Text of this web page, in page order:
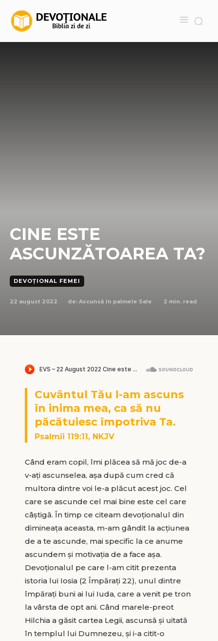
CINE ESTE
ASCUNZĂTOAREA TA?
DEVOȚIONAL FEMEI
22 august 2022 de: Ascunsă în palmele Sale 2 min. read
Cuvântul Tău l-am ascuns
în inima mea, ca să nu
păcătuiesc împotriva Ta.
Psalmii 119:11, NKJV
Când eram copil, îmi plăcea să mă joc de-a
v-ați ascunselea, așa după cum cred că
multora dintre voi le-a plăcut acest joc. Cel
care se ascunde cel mai bine este cel care
câștigă. În timp ce citeam devoționalul din
dimineața aceasta, m-am gândit la acțiunea
de a te ascunde, mai specific la ce anume
ascundem și motivația de a face așa.
Devoționalul pe care l-am citit prezenta
istoria lui Iosia (2 Împărați 22), unul dintre
împărați buni ai lui Iuda, care a venit pe tron
la vârsta de opt ani. Când marele-preot
Hilchia a găsit cartea Legii, ascunsă și uitată
în templul lui Dumnezeu, și i-a citit-o